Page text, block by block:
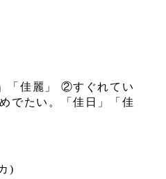
「佳麗」 ②すぐれてい
でたい。「佳日」「佳
)